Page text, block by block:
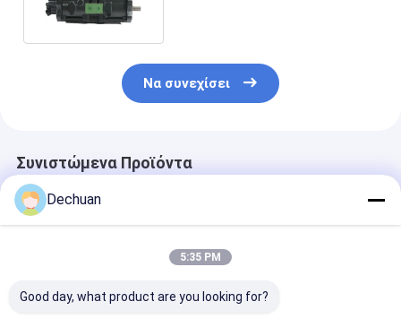
Να συνεχίσει
Συνιστώμενα Προϊόντα
Dechuan
5:35 PM
Good day, what product are you looking for?